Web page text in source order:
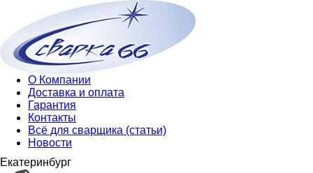
О Компании
Доставка и оплата
Гарантия
Контакты
Всё для сварщика (статьи)
Новости
Екатеринбург